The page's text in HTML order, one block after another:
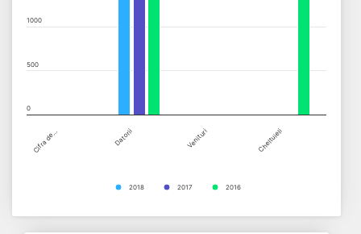
Cifra de… Datorii Venituri Cheltuieli
2018 2017 2016
0
500
1000
End of interactive chart.